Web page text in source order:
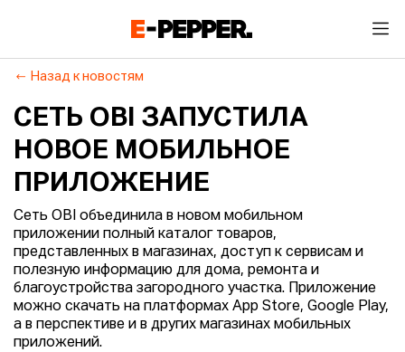
Назад к новостям
СЕТЬ OBI ЗАПУСТИЛА
НОВОЕ МОБИЛЬНОЕ
ПРИЛОЖЕНИЕ
Сеть OBI объединила в новом мобильном
приложении полный каталог товаров,
представленных в магазинах, доступ к сервисам и
полезную информацию для дома, ремонта и
благоустройства загородного участка. Приложение
можно скачать на платформах App Store, Google Play,
а в перспективе и в других магазинах мобильных
приложений.